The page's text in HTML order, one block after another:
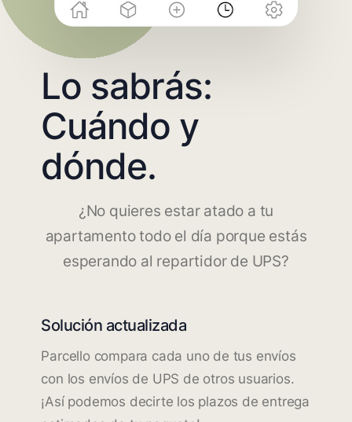
Lo sabrás:
Cuándo y
dónde.
¿No quieres estar atado a tu
apartamento todo el día porque estás
esperando al repartidor de UPS?
Solución actualizada
Parcello compara cada uno de tus envíos
con los envíos de UPS de otros usuarios.
¡Así podemos decirte los plazos de entrega